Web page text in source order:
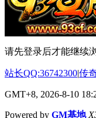
请先登录后才能继续
站长QQ:36742300|传
GMT+8, 2026-8-10
Powered by GM基地